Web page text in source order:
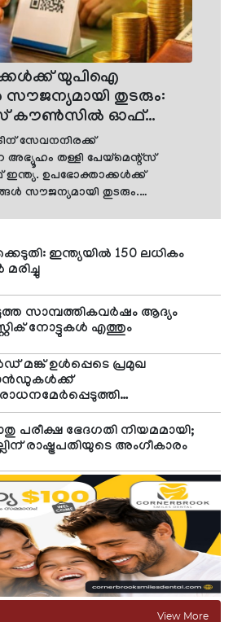
യുപിഐ
തുടരും:
കൗണ്‍സില്‍ ഓഫ്
സേവനനിരക്ക്
അഭ്യൂഹം തള്ളി പേയ്മെന്റ്‌സ്
ഉപഭോക്താക്കള്‍ക്ക്
സൗജന്യമായി തുടരും.
വ്യക്തമാക്കി. ചെറുകിട
മെര്‍ച്ചന്റ് സര്‍വീസ്
അത് വ്യാപാരികളും
കാര്യം മാത്രം. ഇത്
പേയ്മെന്റ്‌സ്
വ്യക്തമാക്കി.
ഇന്ത്യയില്‍ 150 ലധികം
സാമ്പത്തികവര്‍ഷം ആദ്യം
നോട്ടുകള്‍ എത്തും
മങ്ക് ഉള്‍പ്പെടെ പ്രമുഖ
പരീക്ഷ ഭേദഗതി നിയമമായി;
രാഷ്ട്രപതിയുടെ അംഗീകാരം
View More